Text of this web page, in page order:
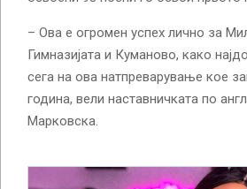
– Ова е огромен успех лично за
Гимназијата и Куманово, како
сега на ова натпреварување кое
година, вели наставничката по
Марковска.